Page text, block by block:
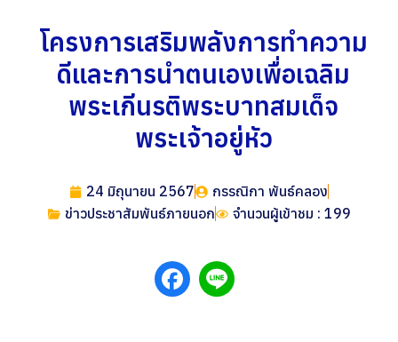
โครงการเสริมพลังการทำความ
ดีและการนำตนเองเพื่อเฉลิม
พระเกีนรติพระบาทสมเด็จ
พระเจ้าอยู่หัว
24 มิถุนายน 2567
กรรณิกา พันธ์คลอง
ข่าวประชาสัมพันธ์ภายนอก
จำนวนผู้เข้าชม : 199